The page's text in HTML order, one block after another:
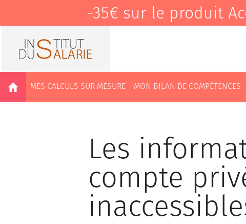
-35€ sur le produit
MES CALCULS SUR MESURE MON BILAN DE COMPÉTENCES
Les
compte